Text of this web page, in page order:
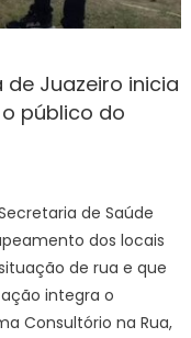
de Juazeiro inicia
público do
de Saúde
dos locais
de rua e que
integra o
Consultório na Rua,